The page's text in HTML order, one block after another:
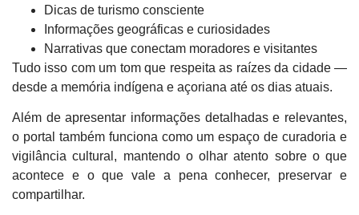
Dicas de turismo consciente
Informações geográficas e curiosidades
Narrativas que conectam moradores e visitantes
Tudo isso com um tom que respeita as raízes da cidade —
desde a memória indígena e açoriana até os dias atuais.
Além de apresentar informações detalhadas e relevantes,
o portal também funciona como um espaço decuradoria e
vigilância cultural , mantendo o olhar atento sobre o que
acontece e o que vale a pena conhecer, preservar e
compartilhar.